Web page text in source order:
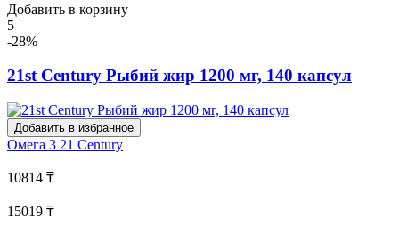
Добавить в корзину
5
-28%
21st Century Рыбий жир 1200 мг, 140 капсул
Добавить в избранное
Омега 3 21 Century
10814 ₸
15019 ₸